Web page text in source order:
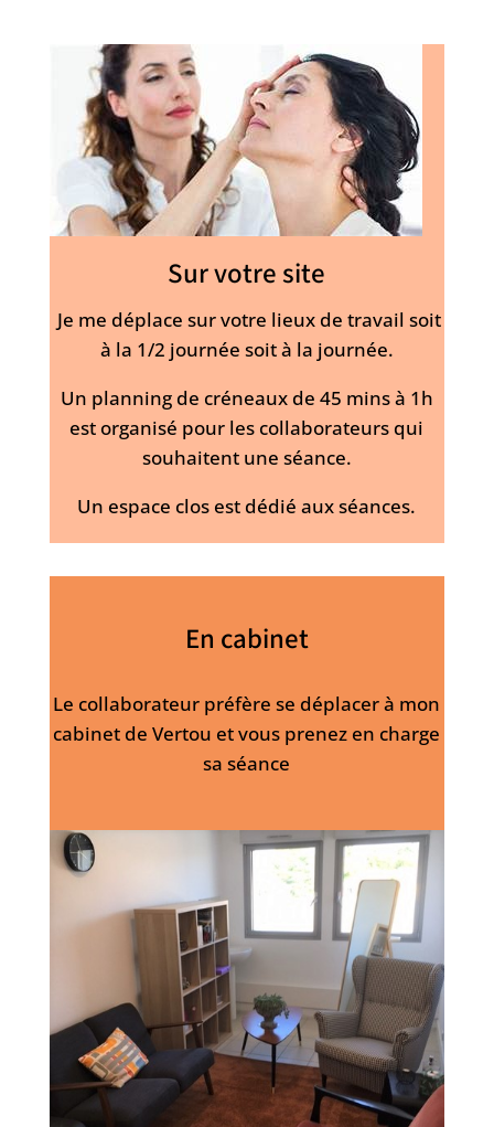
Sur votre site
Je me déplace sur votre lieux de travail soit
à la 1/2 journée soit à la journée.
Un planning de créneaux de 45 mins à 1h
est organisé pour les collaborateurs qui
souhaitent une séance.
Un espace clos est dédié aux séances.
En cabinet
Le collaborateur préfère se déplacer à mon
cabinet de Vertou et vous prenez en charge
sa séance